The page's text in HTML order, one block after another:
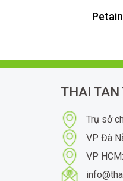
THAI TAN
Trụ sở
VP Đà
VP